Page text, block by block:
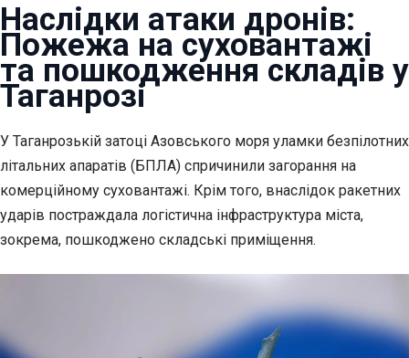
Наслідки атаки дронів:
Пожежа на суховантажі
та пошкодження складів у
Таганрозі
У Таганрозькій затоці Азовського моря уламки безпілотних
літальних апаратів (БПЛА) спричинили загорання на
комерційному суховантажі. Крім того, внаслідок ракетних
ударів постраждала логістична інфраструктура міста,
зокрема, пошкоджено складські приміщення.